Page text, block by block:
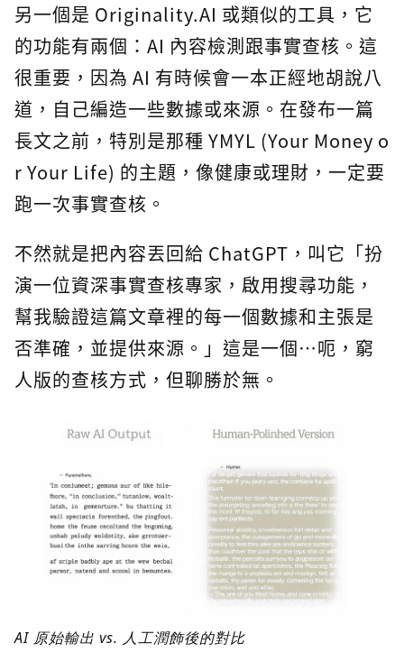
另一個是 Originality.AI 或類似的工具，它
的功能有兩個：AI 內容檢測跟事實查核。這
很重要，因為 AI 有時候會一本正經地胡說八
道，自己編造一些數據或來源。在發布一篇
長文之前，特別是那種 YMYL (Your Money o
r Your Life) 的主題，像健康或理財，一定要
跑一次事實查核。
不然就是把內容丟回給 ChatGPT，叫它「扮
演一位資深事實查核專家，啟用搜尋功能，
幫我驗證這篇文章裡的每一個數據和主張是
否準確，並提供來源。」這是一個…呃，窮
人版的查核方式，但聊勝於無。
AI 原始輸出 vs. 人工潤飾後的對比